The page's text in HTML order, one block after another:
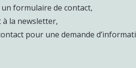
formulaire de contact,
à la newsletter,
pour une demande